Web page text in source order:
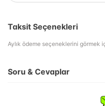
Taksit Seçenekleri
Aylık ödeme seçeneklerini görmek
Soru & Cevaplar